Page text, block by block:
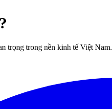
trọng trong nền kinh tế Việt Nam.